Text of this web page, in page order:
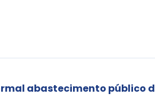
abastecimento público